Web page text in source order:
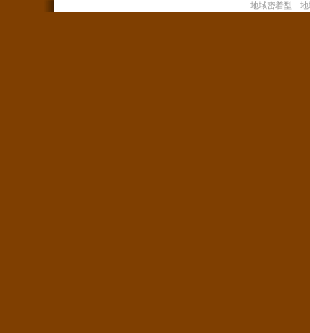
地域密着型 地